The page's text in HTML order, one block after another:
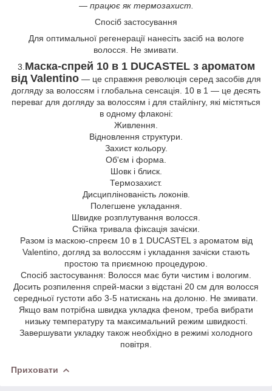
— працює як термозахист.
Спосіб застосування
Для оптимальної регенерації нанесіть засіб на вологе
волосся. Не змивати.
3. Маска-спрей 10 в 1 DUCASTEL з ароматом
від Valentino — це справжня революція серед засобів для
догляду за волоссям і глобальна сенсація. 10 в 1 — це десять
переваг для догляду за волоссям і для стайлінгу, які містяться
в одному флаконі:
Живлення.
Відновлення структури.
Захист кольору.
Об'єм і форма.
Шовк і блиск.
Термозахист.
Дисциплінованість локонів.
Полегшене укладання.
Швидке розплутування волосся.
Стійка тривала фіксація зачіски.
Разом із маскою-спреєм 10 в 1 DUCASTEL з ароматом від
Valentino, догляд за волоссям і укладання зачіски стають
простою та приємною процедурою.
Спосіб застосування: Волосся має бути чистим і вологим.
Досить розпилення спрей-маски з відстані 20 см для волосся
середньої густоти або 3-5 натискань на долоню. Не змивати.
Якщо вам потрібна швидка укладка феном, треба вибрати
низьку температуру та максимальний режим швидкості.
Завершувати укладку також необхідно в режимі холодного
повітря.
Приховати